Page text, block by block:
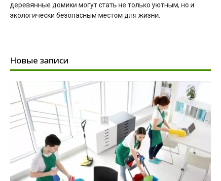
деревянные домики могут стать не только уютным, но и
экологически безопасным местом для жизни.
Новые записи